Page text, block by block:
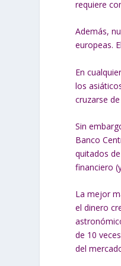
requiere
Además,
europeas.
En
los
cruzarse
Sin
Banco
quitados
financiero
La mejor
el dinero
de 10
del